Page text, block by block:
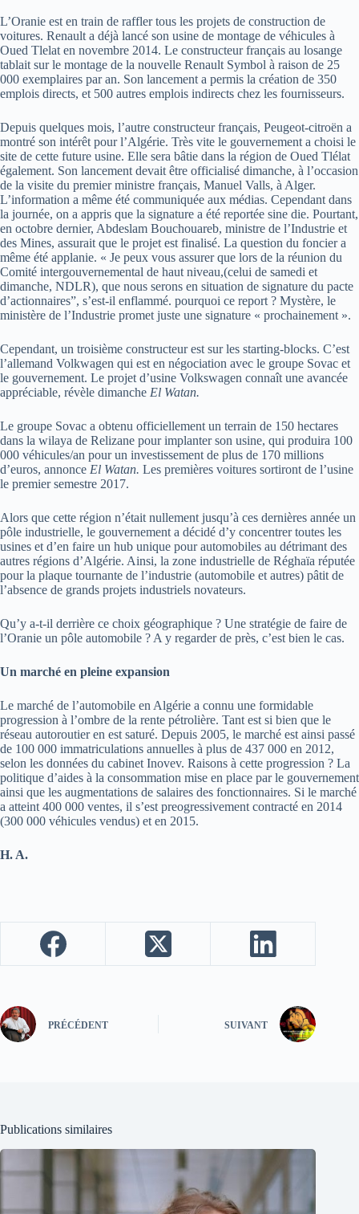
L’Oranie est en train de raffler tous les projets de construction de
voitures. Renault a déjà lancé son usine de montage de véhicules à
Oued Tlelat en novembre 2014. Le constructeur français au losange
tablait sur le montage de la nouvelle Renault Symbol à raison de 25
000 exemplaires par an. Son lancement a permis la création de 350
emplois directs, et 500 autres emplois indirects chez les fournisseurs.
Depuis quelques mois, l’autre constructeur français, Peugeot-citroën a
montré son intérêt pour l’Algérie. Très vite le gouvernement a choisi le
site de cette future usine. Elle sera bâtie dans la région de Oued Tlélat
également. Son lancement devait être officialisé dimanche, à l’occasion
de la visite du premier ministre français, Manuel Valls, à Alger.
L’information a même été communiquée aux médias. Cependant dans
la journée, on a appris que la signature a été reportée sine die. Pourtant,
en octobre dernier, Abdeslam Bouchouareb, ministre de l’Industrie et
des Mines, assurait que le projet est finalisé. La question du foncier a
même été applanie. « Je peux vous assurer que lors de la réunion du
Comité intergouvernemental de haut niveau,(celui de samedi et
dimanche, NDLR), que nous serons en situation de signature du pacte
d’actionnaires”, s’est-il enflammé. pourquoi ce report ? Mystère, le
ministère de l’Industrie promet juste une signature « prochainement ».
Cependant, un troisième constructeur est sur les starting-blocks. C’est
l’allemand Volkwagen qui est en négociation avec le groupe Sovac et
le gouvernement. Le projet d’usine Volkswagen connaît une avancée
appréciable, révèle dimanche El Watan.
Le groupe Sovac a obtenu officiellement un terrain de 150 hectares
dans la wilaya de Relizane pour implanter son usine, qui produira 100
000 véhicules/an pour un investissement de plus de 170 millions
d’euros, annonce El Watan. Les premières voitures sortiront de l’usine
le premier semestre 2017.
Alors que cette région n’était nullement jusqu’à ces dernières année un
pôle industrielle, le gouvernement a décidé d’y concentrer toutes les
usines et d’en faire un hub unique pour automobiles au détrimant des
autres régions d’Algérie. Ainsi, la zone industrielle de Réghaïa réputée
pour la plaque tournante de l’industrie (automobile et autres) pâtit de
l’absence de grands projets industriels novateurs.
Qu’y a-t-il derrière ce choix géographique ? Une stratégie de faire de
l’Oranie un pôle automobile ? A y regarder de près, c’est bien le cas.
Un marché en pleine expansion
Le marché de l’automobile en Algérie a connu une formidable
progression à l’ombre de la rente pétrolière. Tant est si bien que le
réseau autoroutier en est saturé. Depuis 2005, le marché est ainsi passé
de 100 000 immatriculations annuelles à plus de 437 000 en 2012,
selon les données du cabinet Inovev. Raisons à cette progression ? La
politique d’aides à la consommation mise en place par le gouvernement
ainsi que les augmentations de salaires des fonctionnaires. Si le marché
a atteint 400 000 ventes, il s’est preogressivement contracté en 2014
(300 000 véhicules vendus) et en 2015.
H. A.
PRÉCÉDENT SUIVANT
Publications similaires